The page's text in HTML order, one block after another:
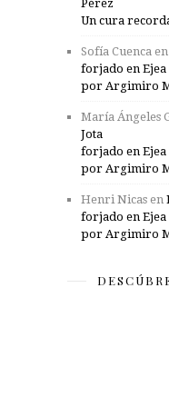
Pérez
Un cura
Sofía Cuenca en
forjado en Ejea
por Argimiro
María Ángeles
Jota
forjado en Ejea
por Argimiro
Henri Nicas en
forjado en Ejea
por Argimiro